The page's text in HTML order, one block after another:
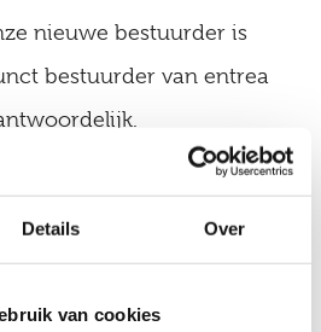
Details Over
van cookies
nieuwe bestuurder is
bestuurder van entrea
entrea lindenhout